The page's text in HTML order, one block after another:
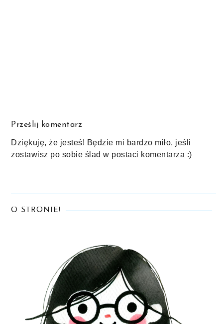
Prześlij komentarz
Dziękuję, że jesteś! Będzie mi bardzo miło, jeśli
zostawisz po sobie ślad w postaci komentarza :)
O STRONIE!